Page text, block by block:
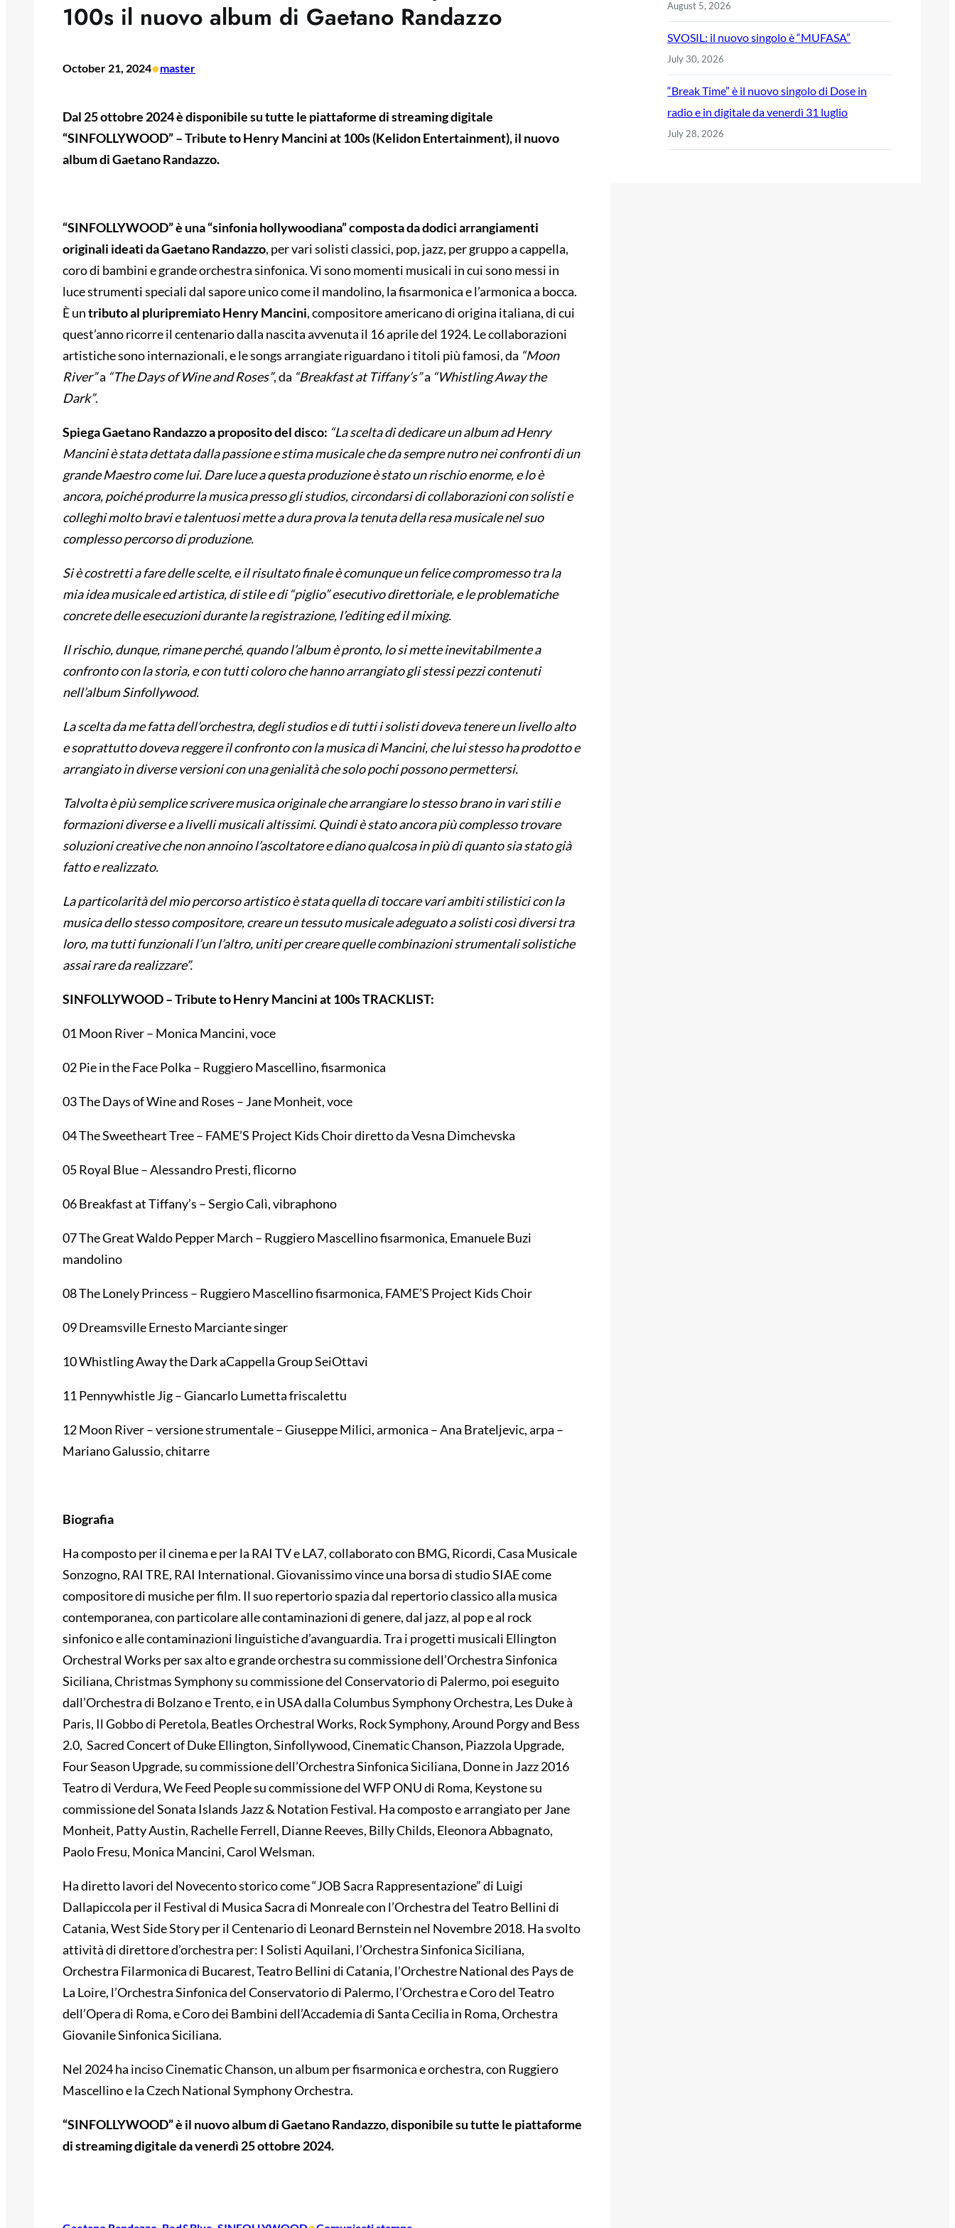
100s il nuovo album di Gaetano Randazzo
October 21, 2024•master
Dal 25 ottobre 2024 è disponibile su tutte le piattaforme di streaming digitale
“SINFOLLYWOOD” – Tribute to Henry Mancini at 100s (Kelidon Entertainment), il nuovo
album di Gaetano Randazzo.
“SINFOLLYWOOD” è una “sinfonia hollywoodiana” composta da dodici arrangiamenti
originali ideati da Gaetano Randazzo, per vari solisti classici, pop, jazz, per gruppo a cappella,
coro di bambini e grande orchestra sinfonica. Vi sono momenti musicali in cui sono messi in
luce strumenti speciali dal sapore unico come il mandolino, la fisarmonica e l’armonica a bocca.
È untributo al pluripremiato Henry Mancini, compositore americano di origina italiana, di cui
quest’anno ricorre il centenario dalla nascita avvenuta il 16 aprile del 1924. Le collaborazioni
artistiche sono internazionali, e le songs arrangiate riguardano i titoli più famosi, da “Moon
River”a “The Days of Wine and Roses”, da “Breakfast at Tiffany’s”a “Whistling Away the
Dark”.
Spiega Gaetano Randazzo a proposito del disco: “La scelta di dedicare un album ad Henry
Mancini è stata dettata dalla passione e stima musicale che da sempre nutro nei confronti di un
grande Maestro come lui. Dare luce a questa produzione è stato un rischio enorme, e lo è
ancora, poiché produrre la musica presso gli studios, circondarsi di collaborazioni con solisti e
colleghi molto bravi e talentuosi mette a dura prova la tenuta della resa musicale nel suo
complesso percorso di produzione.
Si è costretti a fare delle scelte, e il risultato finale è comunque un felice compromesso tra la
mia idea musicale ed artistica, di stile e di “piglio” esecutivo direttoriale, e le problematiche
concrete delle esecuzioni durante la registrazione, l’editing ed il mixing.
Il rischio, dunque, rimane perché, quando l’album è pronto, lo si mette inevitabilmente a
confronto con la storia, e con tutti coloro che hanno arrangiato gli stessi pezzi contenuti
nell’album Sinfollywood.
La scelta da me fatta dell’orchestra, degli studios e di tutti i solisti doveva tenere un livello alto
e soprattutto doveva reggere il confronto con la musica di Mancini, che lui stesso ha prodotto e
arrangiato in diverse versioni con una genialità che solo pochi possono permettersi.
Talvolta è più semplice scrivere musica originale che arrangiare lo stesso brano in vari stili e
formazioni diverse e a livelli musicali altissimi. Quindi è stato ancora più complesso trovare
soluzioni creative che non annoino l’ascoltatore e diano qualcosa in più di quanto sia stato già
fatto e realizzato.
La particolarità del mio percorso artistico è stata quella di toccare vari ambiti stilistici con la
musica dello stesso compositore, creare un tessuto musicale adeguato a solisti così diversi tra
loro, ma tutti funzionali l’un l’altro, uniti per creare quelle combinazioni strumentali solistiche
assai rare da realizzare”.
SINFOLLYWOOD – Tribute to Henry Mancini at 100s TRACKLIST:
01 Moon River – Monica Mancini, voce
02 Pie in the Face Polka – Ruggiero Mascellino, fisarmonica
03 The Days of Wine and Roses – Jane Monheit, voce
04 The Sweetheart Tree – FAME’S Project Kids Choir diretto da Vesna Dimchevska
05 Royal Blue – Alessandro Presti, flicorno
06 Breakfast at Tiffany’s – Sergio Calì, vibraphono
07 The Great Waldo Pepper March – Ruggiero Mascellino fisarmonica, Emanuele Buzi
mandolino
08 The Lonely Princess – Ruggiero Mascellino fisarmonica, FAME’S Project Kids Choir
09 Dreamsville Ernesto Marciante singer
10 Whistling Away the Dark aCappella Group SeiOttavi
11 Pennywhistle Jig – Giancarlo Lumetta friscalettu
12 Moon River – versione strumentale – Giuseppe Milici, armonica – Ana Brateljevic, arpa –
Mariano Galussio, chitarre
Biografia
Ha composto per il cinema e per la RAI TV e LA7, collaborato con BMG, Ricordi, Casa Musicale
Sonzogno, RAI TRE, RAI International. Giovanissimo vince una borsa di studio SIAE come
compositore di musiche per film. Il suo repertorio spazia dal repertorio classico alla musica
contemporanea, con particolare alle contaminazioni di genere, dal jazz, al pop e al rock
sinfonico e alle contaminazioni linguistiche d’avanguardia. Tra i progetti musicali Ellington
Orchestral Works per sax alto e grande orchestra su commissione dell’Orchestra Sinfonica
Siciliana, Christmas Symphony su commissione del Conservatorio di Palermo, poi eseguito
dall’Orchestra di Bolzano e Trento, e in USA dalla Columbus Symphony Orchestra, Les Duke à
Paris, Il Gobbo di Peretola, Beatles Orchestral Works, Rock Symphony, Around Porgy and Bess
2.0, Sacred Concert of Duke Ellington, Sinfollywood, Cinematic Chanson, Piazzola Upgrade,
Four Season Upgrade, su commissione dell’Orchestra Sinfonica Siciliana, Donne in Jazz 2016
Teatro di Verdura, We Feed People su commissione del WFP ONU di Roma, Keystone su
commissione del Sonata Islands Jazz & Notation Festival. Ha composto e arrangiato per Jane
Monheit, Patty Austin, Rachelle Ferrell, Dianne Reeves, Billy Childs, Eleonora Abbagnato,
Paolo Fresu, Monica Mancini, Carol Welsman.
Ha diretto lavori del Novecento storico come “JOB Sacra Rappresentazione” di Luigi
Dallapiccola per il Festival di Musica Sacra di Monreale con l’Orchestra del Teatro Bellini di
Catania, West Side Story per il Centenario di Leonard Bernstein nel Novembre 2018. Ha svolto
attività di direttore d’orchestra per: I Solisti Aquilani, l’Orchestra Sinfonica Siciliana,
Orchestra Filarmonica di Bucarest, Teatro Bellini di Catania, l’Orchestre National des Pays de
La Loire, l’Orchestra Sinfonica del Conservatorio di Palermo, l’Orchestra e Coro del Teatro
dell’Opera di Roma, e Coro dei Bambini dell’Accademia di Santa Cecilia in Roma, Orchestra
Giovanile Sinfonica Siciliana.
Nel 2024 ha inciso Cinematic Chanson, un album per fisarmonica e orchestra, con Ruggiero
Mascellino e la Czech National Symphony Orchestra.
“SINFOLLYWOOD” è il nuovo album di Gaetano Randazzo, disponibile su tutte le piattaforme
di streaming digitale da venerdì 25 ottobre 2024.
August 5, 2026
SVOSIL: il nuovo singolo è “MUFASA”
July 30, 2026
“Break Time” è il nuovo singolo di Dose in
radio e in digitale da venerdì 31 luglio
July 28, 2026